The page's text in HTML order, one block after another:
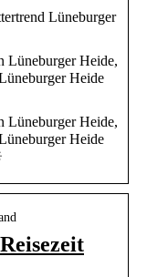
Lüneburger
Lüneburger Heide,
Heide
Lüneburger Heide,
Heide